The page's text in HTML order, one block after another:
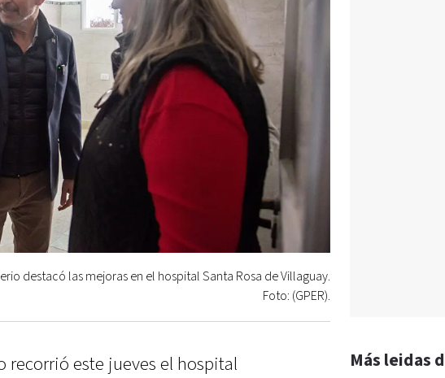
destacó las mejoras en el hospital Santa Rosa de Villaguay.
Foto: (GPER).
recorrió este jueves el hospital
Más leidas